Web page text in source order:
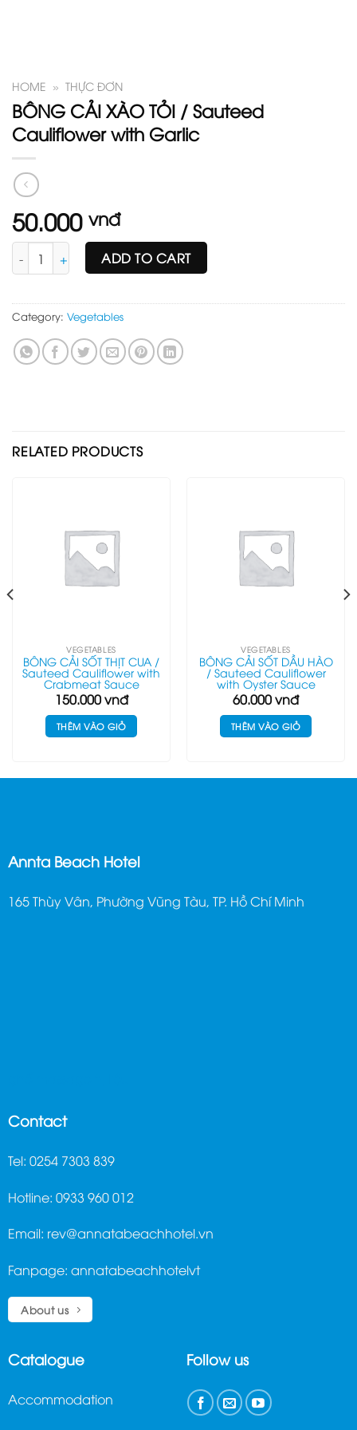
HOME » THỰC ĐƠN
BÔNG CẢI XÀO TỎI / Sauteed
Cauliflower with Garlic
50.000 vnđ
BÔNG CẢI XÀO TỎI / Sauteed Cauliflower with Garlic quantity
ADD TO CART
Category: Vegetables
RELATED PRODUCTS
VEGETABLES
BÔNG CẢI SỐT THỊT CUA /
Sauteed Cauliflower with
Crabmeat Sauce
150.000vnđ
THÊM VÀO GIỎ
VEGETABLES
BÔNG CẢI SỐT DẦU HÀO
/ Sauteed Cauliflower
with Oyster Sauce
60.000vnđ
THÊM VÀO GIỎ
Annta Beach Hotel
165 Thùy Vân, Phường Vũng Tàu, TP. Hồ Chí Minh
Contact
Tel: 0254 7303 839
Hotline: 0933 960 012
Email: rev@annatabeachhotel.vn
Fanpage: annatabeachhotelvt
About us
Catalogue
Accommodation
Follow us